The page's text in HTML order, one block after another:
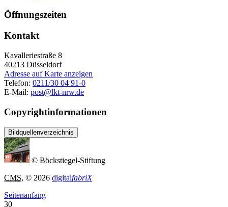
Öffnungszeiten
Kontakt
Kavalleriestraße 8
40213 Düsseldorf
Adresse auf Karte anzeigen
Telefon: 0211/30 04 91-0
E-Mail: post@lkt-nrw.de
Copyrightinformationen
Bildquellenverzeichnis
© Böckstiegel-Stiftung
CMS, © 2026 digitalfabriX
Seitenanfang
30